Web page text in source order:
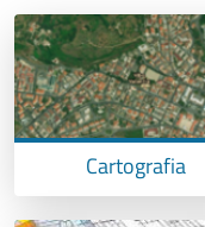
Cartografia